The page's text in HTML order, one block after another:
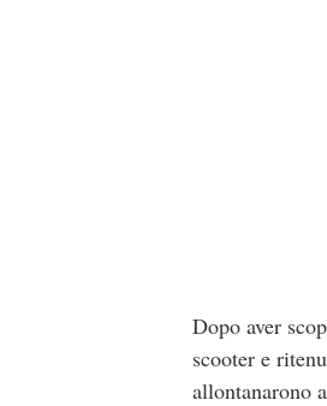
Dopo aver
scooter e
allontanarono